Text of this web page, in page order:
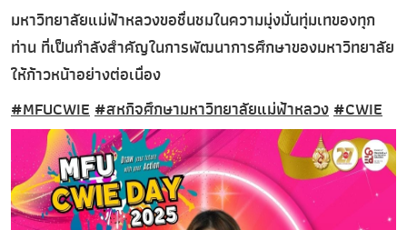
มหาวิทยาลัยแม่ฟ้าหลวงขอชื่นชมในความมุ่งมั่นทุ่มเทของทุก
ท่าน ที่เป็นกำลังสำคัญในการพัฒนาการศึกษาของมหาวิทยาลัย
ให้ก้าวหน้าอย่างต่อเนื่อง
#MFUCWIE#สหกิจศึกษามหาวิทยาลัยแม่ฟ้าหลวง#CWIE